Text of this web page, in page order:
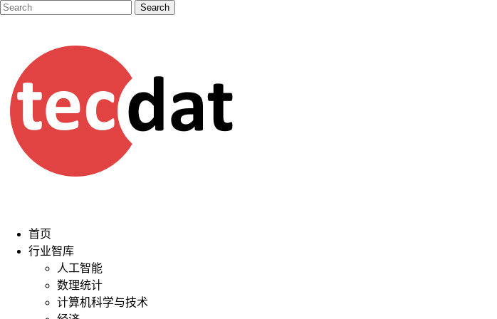
首页
行业智库
人工智能
数理统计
计算机科学与技术